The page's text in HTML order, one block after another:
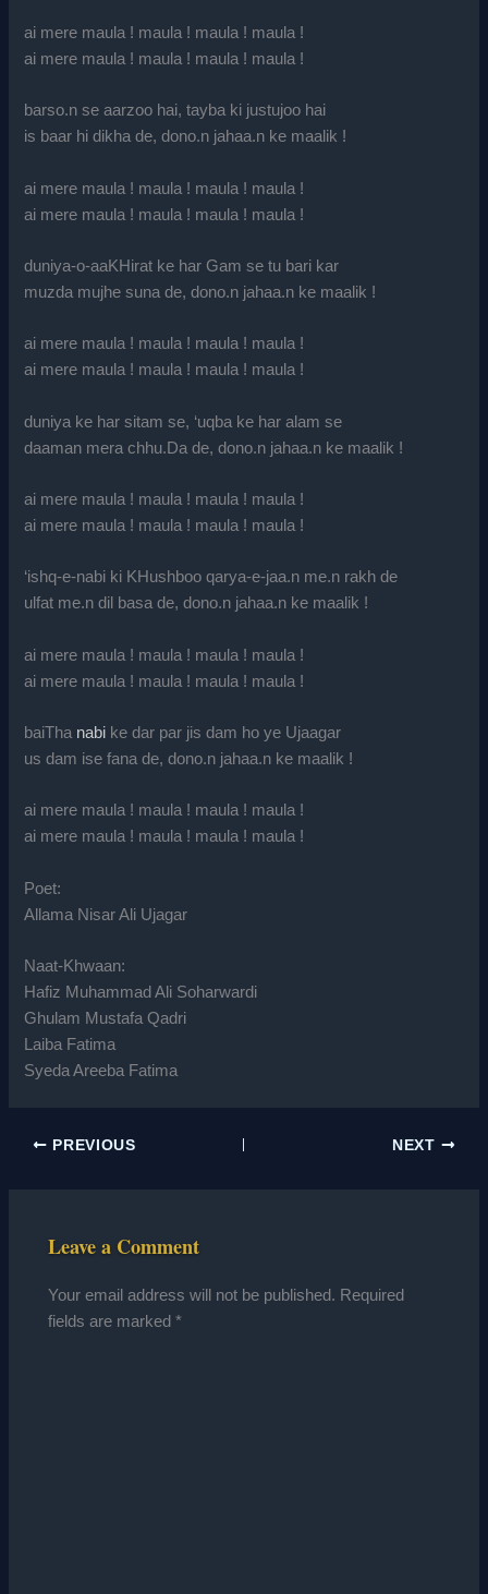
ai mere maula ! maula ! maula ! maula !
ai mere maula ! maula ! maula ! maula !
barso.n se aarzoo hai, tayba ki justujoo hai
is baar hi dikha de, dono.n jahaa.n ke maalik !
ai mere maula ! maula ! maula ! maula !
ai mere maula ! maula ! maula ! maula !
duniya-o-aaKHirat ke har Gam se tu bari kar
muzda mujhe suna de, dono.n jahaa.n ke maalik !
ai mere maula ! maula ! maula ! maula !
ai mere maula ! maula ! maula ! maula !
duniya ke har sitam se, ‘uqba ke har alam se
daaman mera chhu.Da de, dono.n jahaa.n ke maalik !
ai mere maula ! maula ! maula ! maula !
ai mere maula ! maula ! maula ! maula !
‘ishq-e-nabi ki KHushboo qarya-e-jaa.n me.n rakh de
ulfat me.n dil basa de, dono.n jahaa.n ke maalik !
ai mere maula ! maula ! maula ! maula !
ai mere maula ! maula ! maula ! maula !
baiTha nabi ke dar par jis dam ho ye Ujaagar
us dam ise fana de, dono.n jahaa.n ke maalik !
ai mere maula ! maula ! maula ! maula !
ai mere maula ! maula ! maula ! maula !
Poet:
Allama Nisar Ali Ujagar
Naat-Khwaan:
Hafiz Muhammad Ali Soharwardi
Ghulam Mustafa Qadri
Laiba Fatima
Syeda Areeba Fatima
PREVIOUS NEXT
Leave a Comment
Your email address will not be published. Required
fields are marked*